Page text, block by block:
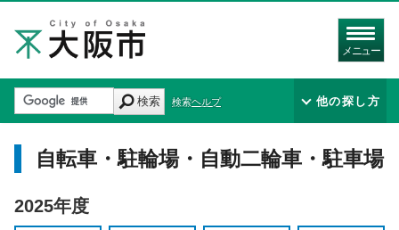
メニュー
検索 検索ヘルプ 他の探し方
自転車・駐輪場・自動二輪車・駐車場
2025年度